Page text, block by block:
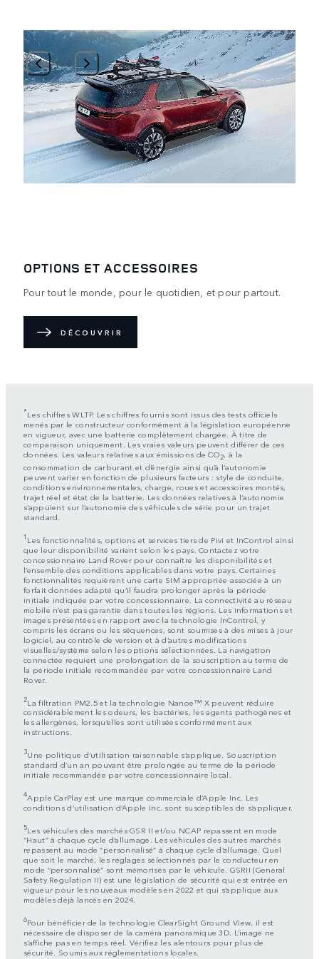
1/3
OPTIONS ET ACCESSOIRES
Pour tout le monde, pour le quotidien, et pour partout.
DÉCOUVRIR
*Les chiffres WLTP. Les chiffres fournis sont issus des tests officiels
menés par le constructeur conformément à la législation européenne
en vigueur, avec une batterie complètement chargée. À titre de
comparaison uniquement. Les vraies valeurs peuvent différer de ces
données. Les valeurs relatives aux émissions de CO2, à la
consommation de carburant et d’énergie ainsi qu’à l’autonomie
peuvent varier en fonction de plusieurs facteurs : style de conduite,
conditions environnementales, charge, roues et accessoires montés,
trajet réel et état de la batterie. Les données relatives à l’autonomie
s’appuient sur l’autonomie des véhicules de série pour un trajet
standard.
1 Les fonctionnalités, options et services tiers de Pivi et InControl ainsi
que leur disponibilité varient selon les pays. Contactez votre
concessionnaire Land Rover pour connaître les disponibilités et
l’ensemble des conditions applicables dans votre pays. Certaines
fonctionnalités requièrent une carte SIM appropriée associée à un
forfait données adapté qu’il faudra prolonger après la période
initiale indiquée par votre concessionnaire. La connectivité au réseau
mobile n’est pas garantie dans toutes les régions. Les informations et
images présentées en rapport avec la technologie InControl, y
compris les écrans ou les séquences, sont soumises à des mises à jour
logiciel, au contrôle de version et à d’autres modifications
visuelles/système selon les options sélectionnées. La navigation
connectée requiert une prolongation de la souscription au terme de
la période initiale recommandée par votre concessionnaire Land
Rover.
2La filtration PM2.5 et la technologie Nanoe™ X peuvent réduire
considérablement les odeurs, les bactéries, les agents pathogènes et
les allergènes, lorsqu’elles sont utilisées conformément aux
instructions.
3Une politique d’utilisation raisonnable s’applique. Souscription
standard d’un an pouvant être prolongée au terme de la période
initiale recommandée par votre concessionnaire local.
4Apple CarPlay est une marque commerciale d’Apple Inc. Les
conditions d’utilisation d’Apple Inc. sont susceptibles de s’appliquer.
5Les véhicules des marchés GSR II et/ou NCAP repassent en mode
“Haut” à chaque cycle d’allumage. Les véhicules des autres marchés
repassent au mode “personnalisé” à chaque cycle d’allumage. Quel
que soit le marché, les réglages sélectionnés par le conducteur en
mode “personnalisé” sont mémorisés par le véhicule. GSRII (General
Safety Regulation II) est une législation de sécurité qui est entrée en
vigueur pour les nouveaux modèles en 2022 et qui s’applique aux
modèles déjà lancés en 2024.
6Pour bénéficier de la technologie ClearSight Ground View, il est
nécessaire de disposer de la caméra panoramique 3D. L’image ne
s’affiche pas en temps réel. Vérifiez les alentours pour plus de
sécurité. Soumis aux réglementations locales.